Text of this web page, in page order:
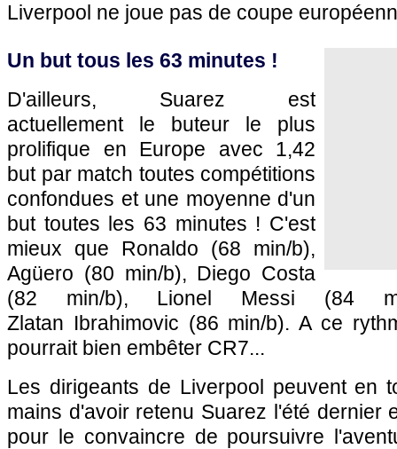
Liverpool ne joue pas de coupe
Un but tous les 63 minutes !
D'ailleurs, Suarez est
actuellement le buteur le plus
prolifique en Europe avec 1,42
but par match toutes compétitions
confondues et une moyenne d'un
but toutes les 63 minutes ! C'est
mieux que Ronaldo (68 min/b),
Agüero (80 min/b), Diego Costa
(82 min/b), Lionel Messi (84
Zlatan Ibrahimovic (86 min/b). A ce
pourrait bien embêter CR7...
Les dirigeants de Liverpool peuvent en
mains d'avoir retenu Suarez l'été dernier
pour le convaincre de poursuivre